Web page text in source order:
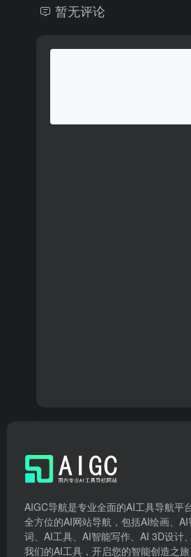
暂无评论
AIGC导航是专业全面的AI工具导航平
全方位的AI网站导航，包括AI绘画、
词、AI工具、AI智能写作、AI 3D设计
我们的AI工具，开启您的智能创造之旅